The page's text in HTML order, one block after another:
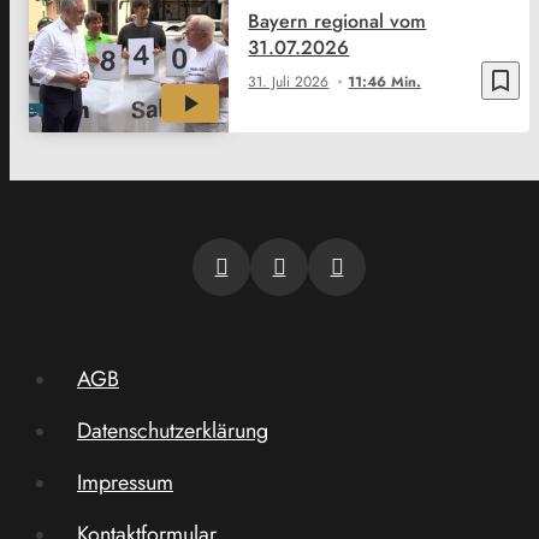
bookmark_border
31. Juli 2026 11:46 Min.
Bayern regional vom
31.07.2026
AGB
Datenschutzerklärung
Impressum